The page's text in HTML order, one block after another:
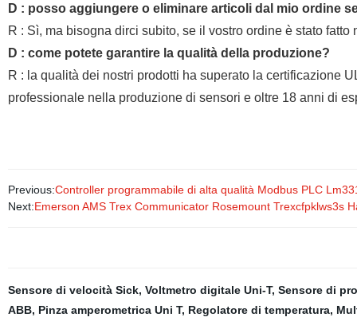
D : posso aggiungere o eliminare articoli dal mio ordine
R : Sì, ma bisogna dirci subito, se il vostro ordine è stato
D : come potete garantire la qualità della produzione?
R : la qualità dei nostri prodotti ha superato la certificazione
professionale nella produzione di sensori e oltre 18 anni di
Previous:Controller programmabile di alta qualità Modbus PLC
Next:Emerson AMS Trex Communicator Rosemount Trexcfpklws3s
Sensore di velocità Sick, Voltmetro digitale Uni-T, Sensore di
ABB, Pinza amperometrica Uni T, Regolatore di temperatura,